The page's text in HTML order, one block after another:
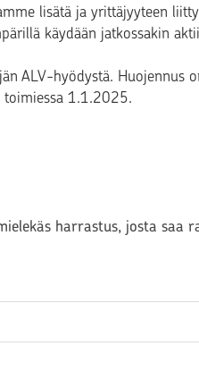
lisätä ja yrittäjyyteen
käydään jatkossakin
ALV-hyödystä. Huojennus
toimiessa 1.1.2025.
harrastus, josta saa